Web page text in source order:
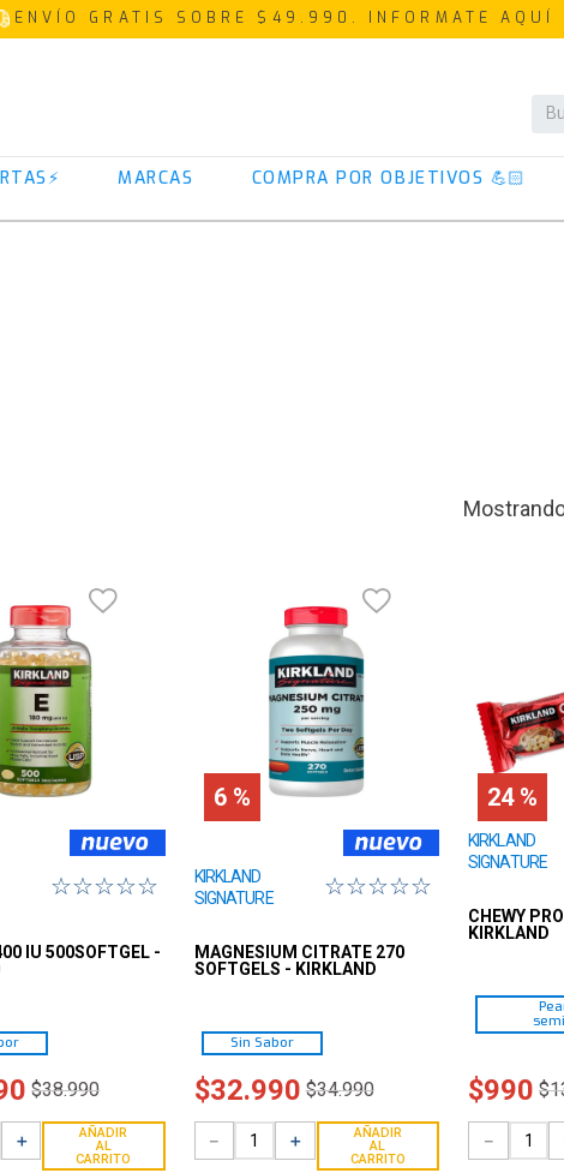
ENVÍO GRATIS SOBRE $49.990. INFORMATE AQUÍ
MARCAS COMPRA POR OBJETIVOS 💪🏻
☆☆☆☆☆
IU 500SOFTGEL -
$38.990
＋
AÑADIR
AL
CARRITO
6 %
KIRKLAND
SIGNATURE
☆☆☆☆☆
MAGNESIUM CITRATE 270
SOFTGELS - KIRKLAND
Sin Sabor
$32.990 $34.990
＋
－
AÑADIR
AL
CARRITO
24 %
KIRKLAND
SIGNATURE
CHEWY
KIRKLAND
$990 $
－
TÉRMINOS MÁS BUSCADOS